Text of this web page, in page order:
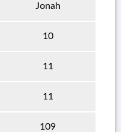
Jonah
10
11
11
109